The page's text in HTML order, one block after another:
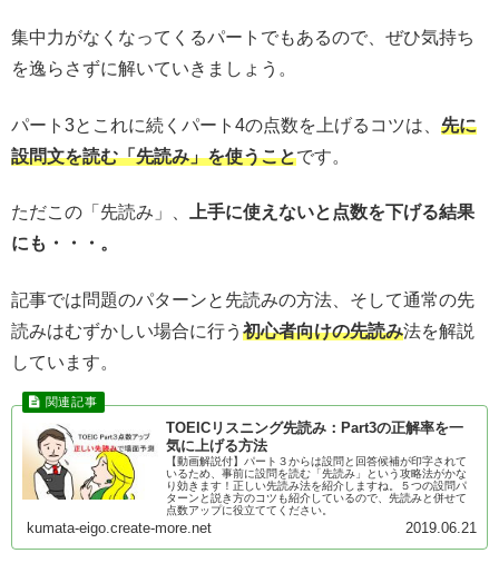
集中力がなくなってくるパートでもあるので、ぜひ気持ち
を逸らさずに解いていきましょう。
パート3とこれに続くパート4の点数を上げるコツは、 先に
設問文を読む「先読み」を使うことです。
ただこの「先読み」、
上手に使えないと点数を下げる結果
にも・・・。
記事では問題のパターンと先読みの方法、そして通常の先
読みはむずかしい場合に行う 初心者向けの先読み法を解説
しています。
TOEICリスニング先読み：Part3の正解率を一
気に上げる方法
【動画解説付】パート３からは設問と回答候補が印字されて
いるため、事前に設問を読む「先読み」という攻略法がかな
り効きます！正しい先読み法を紹介しますね。５つの設問パ
ターンと説き方のコツも紹介しているので、先読みと併せて
点数アップに役立ててください。
kumata-eigo.create-more.net 2019.06.21